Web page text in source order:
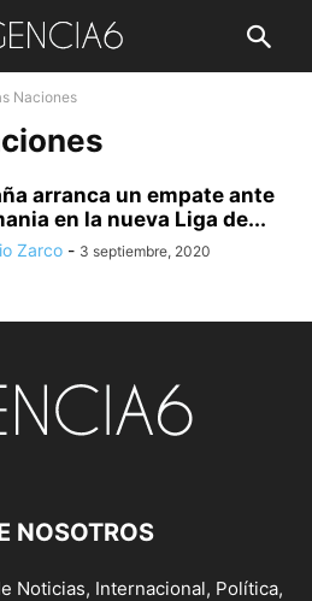
Naciones
arranca un empate ante
en la nueva Liga de...
Zarco - 3 septiembre, 2020
NOSOTROS
Noticias, Internacional, Política,